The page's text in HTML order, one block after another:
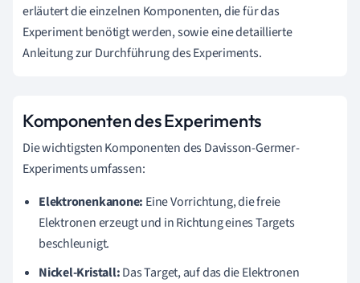
erläutert die einzelnen Komponenten, die für das
Experiment benötigt werden, sowie eine detaillierte
Anleitung zur Durchführung des Experiments.
Komponenten des Experiments
Die wichtigsten Komponenten des Davisson-Germer-
Experiments umfassen:
Elektronenkanone: Eine Vorrichtung, die freie
Elektronen erzeugt und in Richtung eines Targets
beschleunigt.
Nickel-Kristall:Das Target, auf das die Elektronen